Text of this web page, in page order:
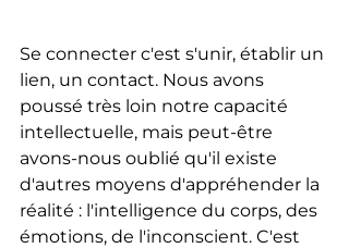
Se connecter c'est s'unir, établir un
lien, un contact. Nous avons
poussé très loin notre capacité
intellectuelle, mais peut-être
avons-nous oublié qu'il existe
d'autres moyens d'appréhender la
réalité : l'intelligence du corps, des
émotions, de l'inconscient. C'est